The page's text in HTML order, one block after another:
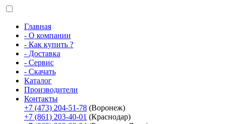
Главная
- О компании
- Как купить ?
- Доставка
- Сервис
- Скачать
Каталог
Производители
Контакты
+7 (473) 204-51-78 (Воронеж)
+7 (861) 203-40-01 (Краснодар)